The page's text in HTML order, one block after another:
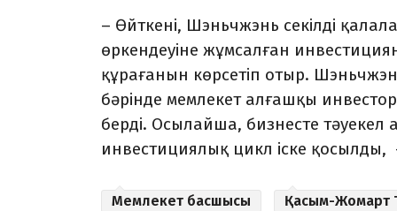
– Өйткені, Шэньчжэнь секілді
өркендеуіне жұмсалған
құрағанын көрсетіп отыр.
бәрінде мемлекет алғашқы
берді. Осылайша, бизнесте
инвестициялық цикл іске қосылды,
Мемлекет басшысы Қасым-Жомарт